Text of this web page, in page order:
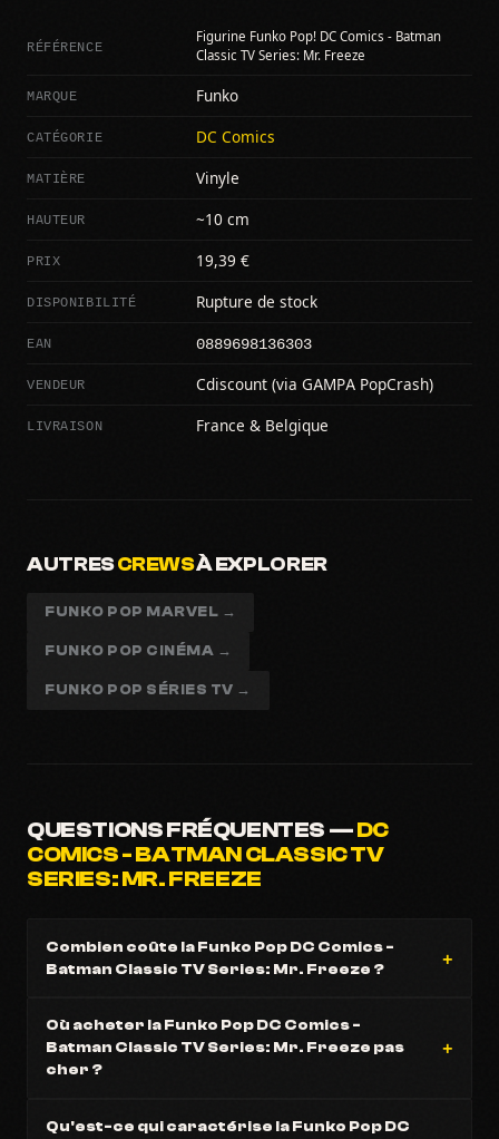
RÉFÉRENCE
Figurine Funko Pop! DC Comics - Batman
Classic TV Series: Mr. Freeze
MARQUE Funko
CATÉGORIE DC Comics
MATIÈRE Vinyle
HAUTEUR ~10 cm
PRIX 19,39 €
DISPONIBILITÉ Rupture de stock
EAN 0889698136303
VENDEUR Cdiscount (via GAMPA PopCrash)
LIVRAISON France & Belgique
AUTRESCREWSÀ EXPLORER
FUNKO POP MARVEL →
FUNKO POP CINÉMA →
FUNKO POP SÉRIES TV →
QUESTIONS FRÉQUENTES —DC
COMICS - BATMAN CLASSIC TV
SERIES: MR. FREEZE
Combien coûte la Funko Pop DC Comics -
Batman Classic TV Series: Mr. Freeze ?
Où acheter la Funko Pop DC Comics -
Batman Classic TV Series: Mr. Freeze pas
cher ?
Qu'est-ce qui caractérise la Funko Pop DC